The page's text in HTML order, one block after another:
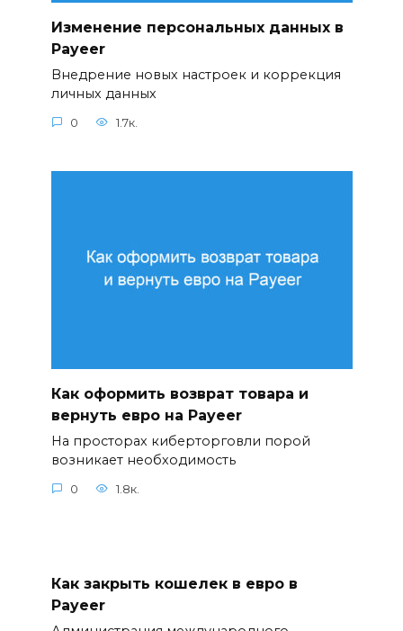
Изменение персональных данных в
Payeer
Внедрение новых настроек и коррекция
личных данных
0 1.7к.
Как оформить возврат товара и
вернуть евро на Payeer
На просторах киберторговли порой
возникает необходимость
0 1.8к.
Как закрыть кошелек в евро в
Payeer